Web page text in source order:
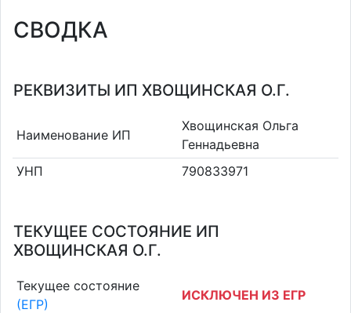
СВОДКА
РЕКВИЗИТЫ ИП ХВОЩИНСКАЯ О.Г.
Наименование ИП
Хвощинская Ольга
Геннадьевна
УНП
790833971
ТЕКУЩЕЕ СОСТОЯНИЕ ИП
ХВОЩИНСКАЯ О.Г.
Текущее состояние
(ЕГР)
ИСКЛЮЧЕН ИЗ ЕГР